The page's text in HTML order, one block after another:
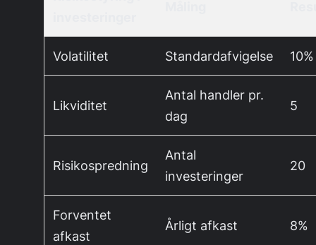
Volatilitet Standardafvigelse 10%
Likviditet
Antal handler pr.
dag
5
Risikospredning
Antal
investeringer
20
Forventet
afkast
Årligt afkast 8%